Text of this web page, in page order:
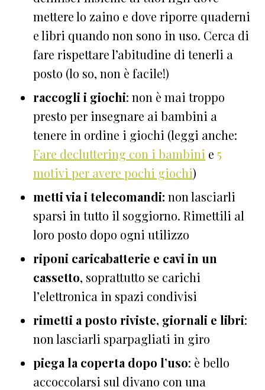
mettere lo zaino e dove riporre quaderni
e libri quando non sono in uso. Cerca di
fare rispettare l’abitudine di tenerli a
posto (lo so, non è facile!)
raccogli i giochi: non è mai troppo
presto per insegnare ai bambini a
tenere in ordine i giochi (leggi anche:
Fare decluttering con i bambini e 5
motivi per avere pochi giochi)
metti via i telecomandi: non lasciarli
sparsi in tutto il soggiorno. Rimettili al
loro posto dopo ogni utilizzo
riponi caricabatterie e cavi in un
cassetto, soprattutto se carichi
l’elettronica in spazi condivisi
rimetti a posto riviste, giornali e libri:
non lasciarli sparpagliati in giro
piega la coperta dopo l’uso: è bello
accoccolarsi sul divano con una